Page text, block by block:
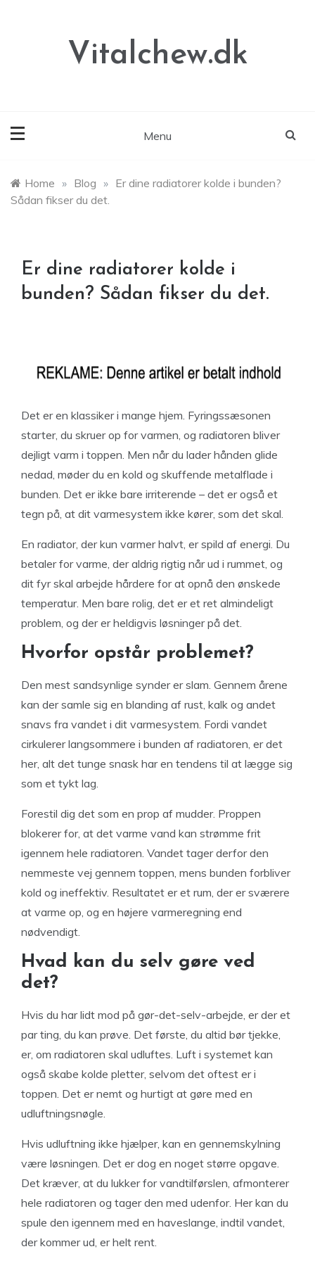
Vitalchew.dk
Menu
Home » Blog » Er dine radiatorer kolde i bunden?
Sådan fikser du det.
Er dine radiatorer kolde i
bunden? Sådan fikser du det.
Det er en klassiker i mange hjem. Fyringssæsonen
starter, du skruer op for varmen, og radiatoren bliver
dejligt varm i toppen. Men når du lader hånden glide
nedad, møder du en kold og skuffende metalflade i
bunden. Det er ikke bare irriterende – det er også et
tegn på, at dit varmesystem ikke kører, som det skal.
En radiator, der kun varmer halvt, er spild af energi. Du
betaler for varme, der aldrig rigtig når ud i rummet, og
dit fyr skal arbejde hårdere for at opnå den ønskede
temperatur. Men bare rolig, det er et ret almindeligt
problem, og der er heldigvis løsninger på det.
Hvorfor opstår problemet?
Den mest sandsynlige synder er slam. Gennem årene
kan der samle sig en blanding af rust, kalk og andet
snavs fra vandet i dit varmesystem. Fordi vandet
cirkulerer langsommere i bunden af radiatoren, er det
her, alt det tunge snask har en tendens til at lægge sig
som et tykt lag.
Forestil dig det som en prop af mudder. Proppen
blokerer for, at det varme vand kan strømme frit
igennem hele radiatoren. Vandet tager derfor den
nemmeste vej gennem toppen, mens bunden forbliver
kold og ineffektiv. Resultatet er et rum, der er sværere
at varme op, og en højere varmeregning end
nødvendigt.
Hvad kan du selv gøre ved
det?
Hvis du har lidt mod på gør-det-selv-arbejde, er der et
par ting, du kan prøve. Det første, du altid bør tjekke,
er, om radiatoren skal udluftes. Luft i systemet kan
også skabe kolde pletter, selvom det oftest er i
toppen. Det er nemt og hurtigt at gøre med en
udluftningsnøgle.
Hvis udluftning ikke hjælper, kan en gennemskylning
være løsningen. Det er dog en noget større opgave.
Det kræver, at du lukker for vandtilførslen, afmonterer
hele radiatoren og tager den med udenfor. Her kan du
spule den igennem med en haveslange, indtil vandet,
der kommer ud, er helt rent.